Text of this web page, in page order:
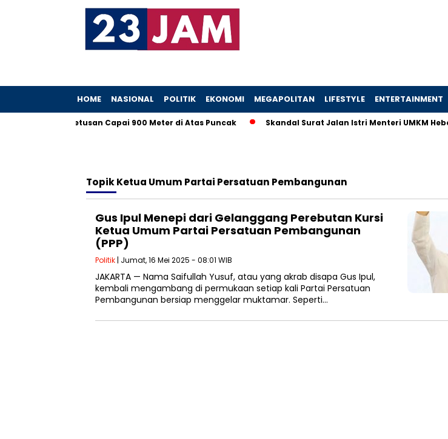
HOME NASIONAL POLITIK EKONOMI MEGAPOLITAN LIFESTYLE ENTERTAINMENT
Kali Hari Ini, Letusan Capai 900 Meter di Atas Puncak Skandal Surat Jalan Istri Menteri UMKM
TopikKetua Umum Partai Persatuan Pembangunan
Gus Ipul Menepi dari Gelanggang Perebutan Kursi
Ketua Umum Partai Persatuan Pembangunan
(PPP)
Politik | Jumat, 16 Mei 2025 - 08:01 WIB
JAKARTA — Nama Saifullah Yusuf, atau yang akrab disapa Gus Ipul,
kembali mengambang di permukaan setiap kali Partai Persatuan
Pembangunan bersiap menggelar muktamar. Seperti…